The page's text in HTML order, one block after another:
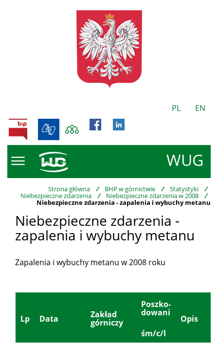
PL EN
WUG
BIP
Strona główna / BHP w górnictwie / Statystyki /
Niebezpieczne zdarzenia / Niebezpieczne zdarzenia w 2008 /
Niebezpieczne zdarzenia - zapalenia i wybuchy metanu
Niebezpieczne zdarzenia -
zapalenia i wybuchy metanu
Zapalenia i wybuchy metanu w 2008 roku
Lp Data Zakład
górniczy
Poszko-
dowani
Opis
śm/c/l